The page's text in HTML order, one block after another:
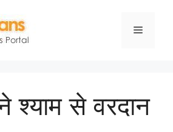
Menu
श्याम से वरदान